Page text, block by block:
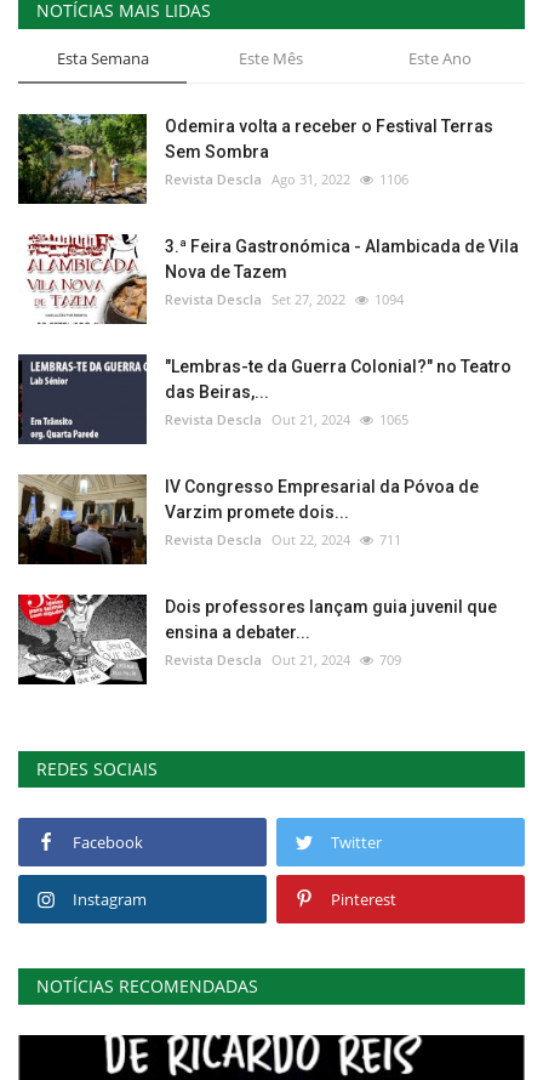
NOTÍCIAS MAIS LIDAS
Esta Semana Este Mês Este Ano
Odemira volta a receber o Festival Terras
Sem Sombra
Revista Descla Ago 31, 2022 1106
3.ª Feira Gastronómica - Alambicada de Vila
Nova de Tazem
Revista Descla Set 27, 2022 1094
"Lembras-te da Guerra Colonial?" no Teatro
das Beiras,...
Revista Descla Out 21, 2024 1065
IV Congresso Empresarial da Póvoa de
Varzim promete dois...
Revista Descla Out 22, 2024 711
Dois professores lançam guia juvenil que
ensina a debater...
Revista Descla Out 21, 2024 709
REDES SOCIAIS
Facebook Twitter
Instagram Pinterest
NOTÍCIAS RECOMENDADAS